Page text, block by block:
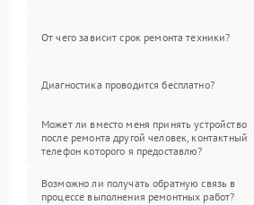
От чего зависит срок ремонта техники?
Диагностика проводится бесплатно?
Может ли вместо меня принять устройство
после ремонта другой человек, контактный
телефон которого я предоставлю?
Возможно ли получать обратную связь в
процессе выполнения ремонтных работ?